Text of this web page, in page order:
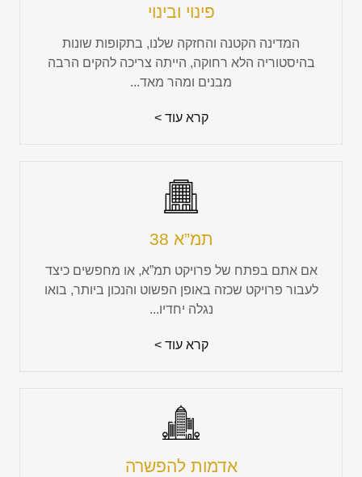
פינוי ובינוי
המדינה הקטנה והחזקה שלנו, בתקופות שונות
בהיסטוריה הלא רחוקה, הייתה צריכה להקים הרבה
מבנים ומהר מאד...
קרא עוד >
תמ”א 38
אם אתם בפתח של פרויקט תמ”א, או מחפשים כיצד
לעבור פרויקט שכזה באופן הפשוט והנכון ביותר, בואו
נגלה יחדיו...
קרא עוד >
אדמות להפשרה